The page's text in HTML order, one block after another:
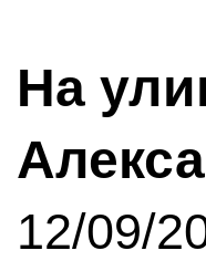
На
12/09/